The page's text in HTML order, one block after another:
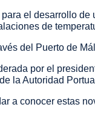
el desarrollo
de
del Puerto de
por el
la Autoridad
a conocer estas